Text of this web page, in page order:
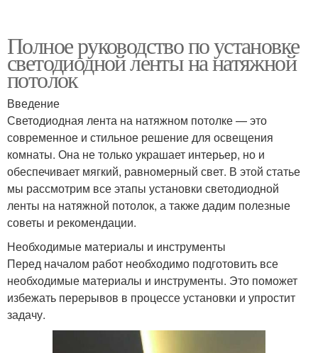
Полное руководство по установке
светодиодной ленты на натяжной
потолок
Введение
Светодиодная лента на натяжном потолке — это
современное и стильное решение для освещения
комнаты. Она не только украшает интерьер, но и
обеспечивает мягкий, равномерный свет. В этой статье
мы рассмотрим все этапы установки светодиодной
ленты на натяжной потолок, а также дадим полезные
советы и рекомендации.
Необходимые материалы и инструменты
Перед началом работ необходимо подготовить все
необходимые материалы и инструменты. Это поможет
избежать перерывов в процессе установки и упростит
задачу.